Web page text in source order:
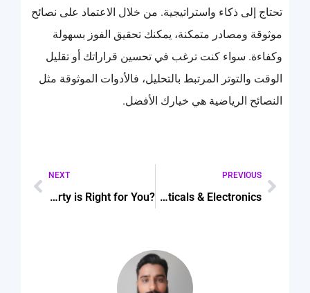
تحتاج إلى ذكاء واستراتيجية. من خلال الاعتماد على نصائح
موثوقة ومصادر متمكنة، يمكنك تحقيق الفوز بسهولة
وكفاءة. سواء كنت ترغب في تحسين قراراتك أو تقليل
الوقت والتوتر المرتبط بالتحليل، فالأدوات الموثوقة مثل
النصائح الرياضية هي خيارك الأفضل.
PREVIOUS
Custom Hologram Stickers UK for Pharmaceuticals & Electronics
NEXT
?Offplan vs. Ready-to-Move: Which Dubai Property is Right for You